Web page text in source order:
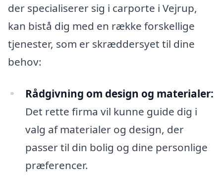
der specialiserer sig i carporte i Vejrup,
kan bistå dig med en række forskellige
tjenester, som er skræddersyet til dine
behov:
Rådgivning om design og materialer:
Det rette firma vil kunne guide dig i
valg af materialer og design, der
passer til din bolig og dine personlige
præferencer.